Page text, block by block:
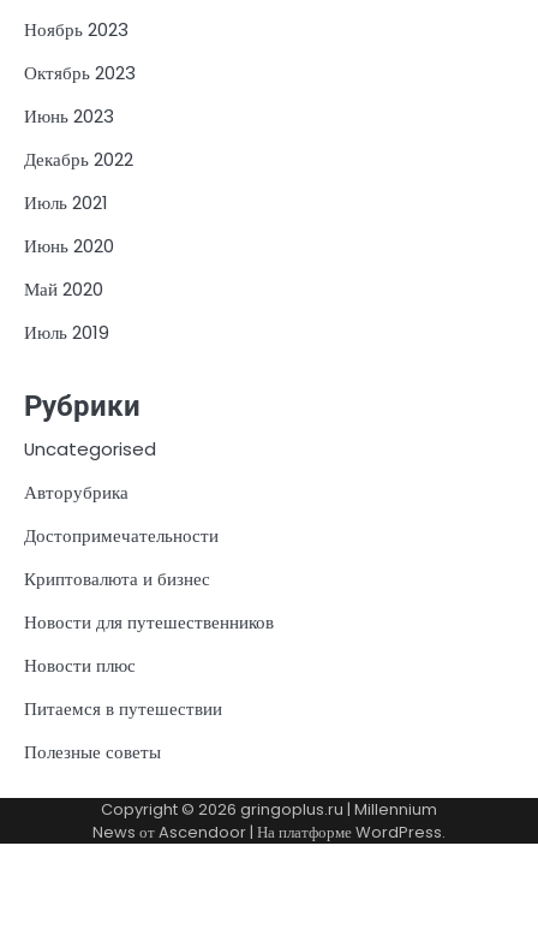
Ноябрь 2023
Октябрь 2023
Июнь 2023
Декабрь 2022
Июль 2021
Июнь 2020
Май 2020
Июль 2019
Рубрики
Uncategorised
Авторубрика
Достопримечательности
Криптовалюта и бизнес
Новости для путешественников
Новости плюс
Питаемся в путешествии
Полезные советы
Copyright © 2026 gringoplus.ru | Millennium
News отAscendoor| На платформеWordPress.